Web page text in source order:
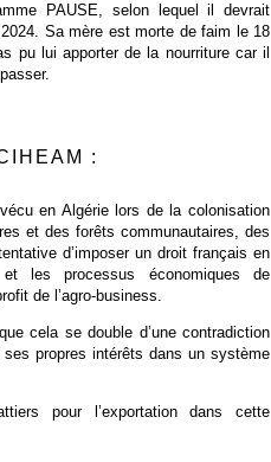
PAUSE, selon lequel il devrait
Sa mère est morte de faim le 18
pu lui apporter de la nourriture car il
:
en Algérie lors de la colonisation
et des forêts communautaires, des
d’imposer un droit français en
les processus économiques de
de l’agro-business.
cela se double d’une contradiction
propres intérêts dans un système
pour l’exportation dans cette